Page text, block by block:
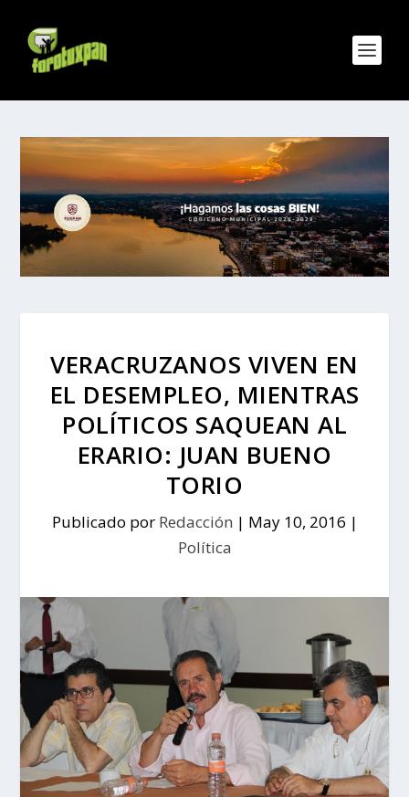
VERACRUZANOS VIVEN EN
EL DESEMPLEO, MIENTRAS
POLÍTICOS SAQUEAN AL
ERARIO: JUAN BUENO
TORIO
Publicado por Redacción | May 10, 2016 |
Política